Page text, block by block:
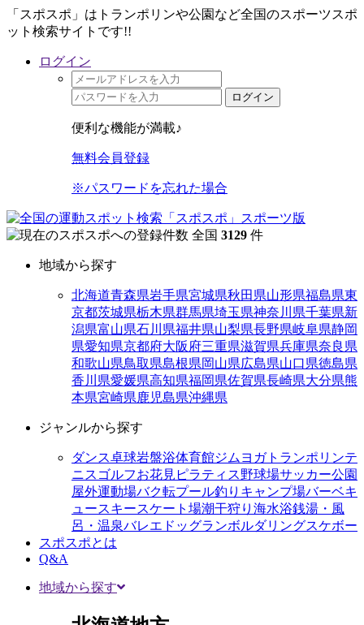
「スポスポ」はトランポリンや公園など全国のスポーツスポ
ット検索サイトです!!
ログイン
ログイン
便利な機能が満載♪
無料会員登録
※パスワードを忘れた場合
全国 3129 件
地域から探す
北海道青森県岩手県宮城県秋田県山形県福島県東
京都茨城県栃木県群馬県埼玉県神奈川県千葉県新
潟県富山県石川県福井県山梨県長野県岐阜県静岡
県愛知県京都府大阪府三重県滋賀県兵庫県奈良県
和歌山県鳥取県島根県岡山県広島県山口県徳島県
香川県愛媛県高知県福岡県佐賀県長崎県大分県熊
本県宮崎県鹿児島県沖縄県
ジャンルから探す
ダンス卓球岩盤浴体育館ジム ヨガトランポリンテ
ニス ゴルフお花見 ピラティス野球場サッカー公園
屋外運動場バク転プール釣り キャンプ場バーベキ
ュースキースケート場潮干狩り 海水浴銭湯・風
呂・温泉バレエ ドッグランボルダリングスケボー
スポスポとは
Q&A
地域から探す